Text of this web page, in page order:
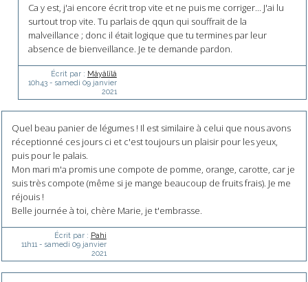
Ca y est, j'ai encore écrit trop vite et ne puis me corriger... J'ai lu
surtout trop vite. Tu parlais de qqun qui souffrait de la
malveillance ; donc il était logique que tu termines par leur
absence de bienveillance. Je te demande pardon.
Écrit par : Mâyâlîlâ
10h43- samedi 09 janvier
2021
Quel beau panier de légumes ! Il est similaire à celui que nous avons
réceptionné ces jours ci et c'est toujours un plaisir pour les yeux,
puis pour le palais.
Mon mari m'a promis une compote de pomme, orange, carotte, car je
suis très compote (même si je mange beaucoup de fruits frais). Je me
réjouis !
Belle journée à toi, chère Marie, je t'embrasse.
Écrit par : Pahi
11h11 - samedi 09 janvier
2021